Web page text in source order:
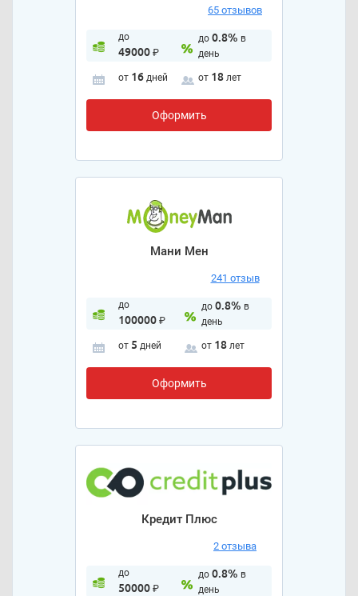
65 отзывов
до
49000₽
до 0.8% в
день
от 16 дней от 18 лет
Оформить
Мани Мен
241 отзыв
до
100000₽
до 0.8% в
день
от 5 дней от 18 лет
Оформить
Кредит Плюс
2 отзыва
до
50000₽
до 0.8% в
день